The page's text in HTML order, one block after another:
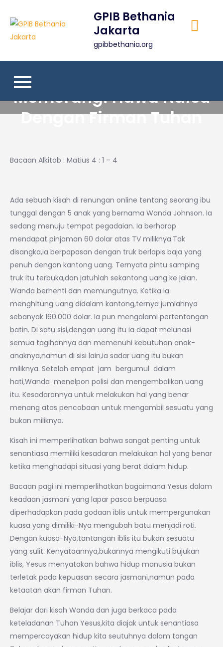
content
GPIB Bethania
Jakarta
gpibbethania.org
Memerangi Hawa Nafsu
Dengan Firman Tuhan
Bacaan Alkitab : Matius 4 : 1 – 4
Ada sebuah kisah di renungan online tentang seorang ibu
tunggal dengan 5 anak yang bernama Wanda Johnson. Ia
sedang menuju tempat pegadaian. Ia berharap
mendapat pinjaman 60 dolar atas TV miliknya.Tak
disangka,ia berpapasan dengan truk berlapis baja yang
penuh dengan kantong uang. Ternyata pintu samping
truk itu terbuka,dan jatuhlah sekantong uang ke jalan.
Wanda berhenti dan memungutnya. Ketika ia
menghitung uang didalam kantong,ternya jumlahnya
sebanyak 160.000 dolar. Ia pun mengalami pertentangan
batin. Di satu sisi,dengan uang itu ia dapat melunasi
semua tagihannya dan memenuhi kebutuhan anak-
anaknya,namun di sisi lain,ia sadar uang itu bukan
miliknya. Setelah empat jam bergumul dalam
hati,Wanda menelpon polisi dan mengembalikan uang
itu. Kesadarannya untuk melakukan hal yang benar
menang atas pencobaan untuk mengambil sesuatu yang
bukan miliknya.
Kisah ini memperlihatkan bahwa sangat penting untuk
senantiasa memiliki kesadaran melakukan hal yang benar
ketika menghadapi situasi yang berat dalam hidup.
Bacaan pagi ini memperlihatkan bagaimana Yesus dalam
keadaan jasmani yang lapar pasca berpuasa
diperhadapkan pada godaan iblis untuk mempergunakan
kuasa yang dimiliki-Nya mengubah batu menjadi roti.
Dengan kuasa-Nya,tantangan iblis itu bukan sesuatu
yang sulit. Kenyataannya,bukannya mengikuti bujukan
iblis, Yesus menyatakan bahwa hidup manusia bukan
terletak pada kepuasan secara jasmani,namun pada
ketaatan akan firman Tuhan.
Belajar dari kisah Wanda dan juga berkaca pada
keteladanan Tuhan Yesus,kita diajak untuk senantiasa
mempercayakan hidup kita seutuhnya dalam tangan